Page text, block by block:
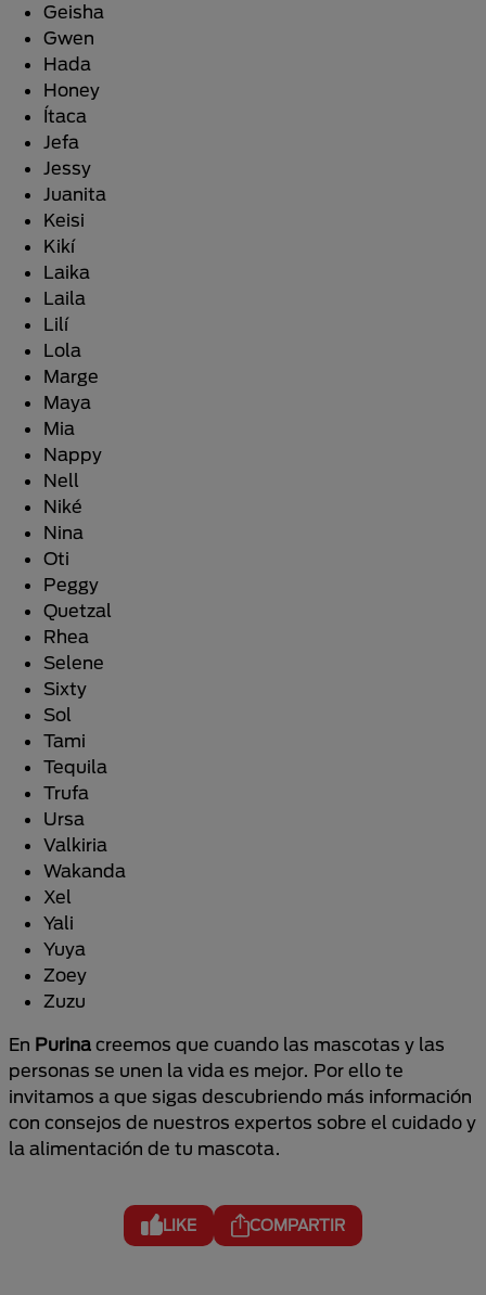
Geisha
Gwen
Hada
Honey
Ítaca
Jefa
Jessy
Juanita
Keisi
Kikí
Laika
Laila
Lilí
Lola
Marge
Maya
Mia
Nappy
Nell
Niké
Nina
Oti
Peggy
Quetzal
Rhea
Selene
Sixty
Sol
Tami
Tequila
Trufa
Ursa
Valkiria
Wakanda
Xel
Yali
Yuya
Zoey
Zuzu
En Purina creemos que cuando las mascotas y las
personas se unen la vida es mejor. Por ello te
invitamos a que sigas descubriendo más información
con consejos de nuestros expertos sobre el cuidado y
la alimentación de tu mascota.
LIKE COMPARTIR